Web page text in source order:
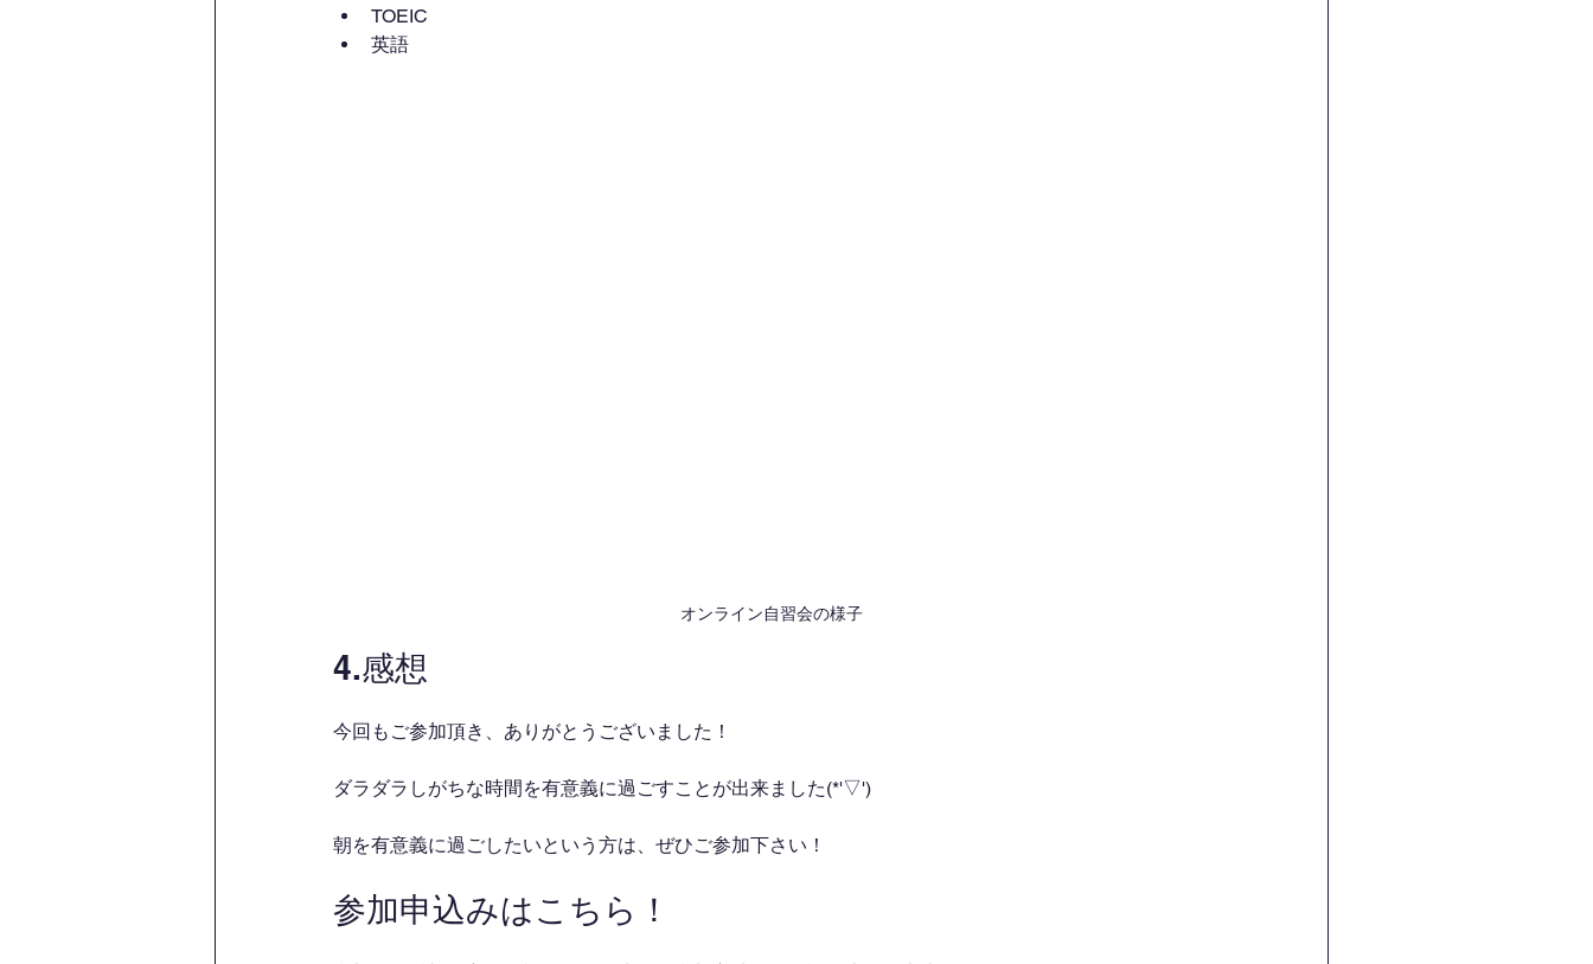
TOEIC
英語
オンライン自習会の様子
4.感想
今回もご参加頂き、ありがとうございました！
ダラダラしがちな時間を有意義に過ごすことが出来ました(*'▽')
朝を有意義に過ごしたいという方は、ぜひご参加下さい！
参加申込みはこちら！